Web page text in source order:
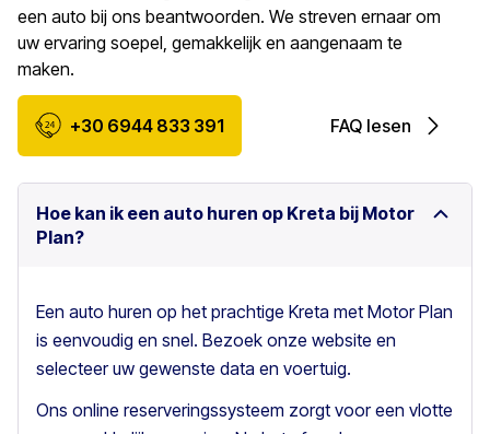
een auto bij ons beantwoorden. We streven ernaar om
uw ervaring soepel, gemakkelijk en aangenaam te
maken.
+30 6944 833 391 FAQ lesen
Hoe kan ik een auto huren op Kreta bij Motor
Plan?
Een auto huren op het prachtige Kreta met Motor Plan
is eenvoudig en snel. Bezoek onze website en
selecteer uw gewenste data en voertuig.
Ons online reserveringssysteem zorgt voor een vlotte